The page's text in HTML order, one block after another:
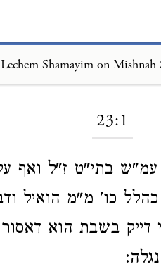
Lechem Shamayim on Mishnah
23:1
עמ"ש בתי"ט ז"ל ואף
כו' מ"מ הואיל
בשבת הוא